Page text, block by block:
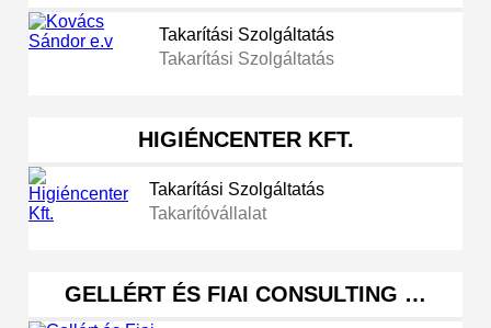
Takarítási Szolgáltatás
Takarítási Szolgáltatás
HIGIÉNCENTER KFT.
Takarítási Szolgáltatás
Takarítóvállalat
GELLÉRT ÉS FIAI CONSULTING …